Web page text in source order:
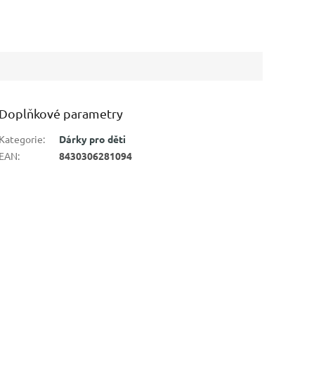
Doplňkové parametry
Kategorie:
Dárky pro děti
EAN: 8430306281094